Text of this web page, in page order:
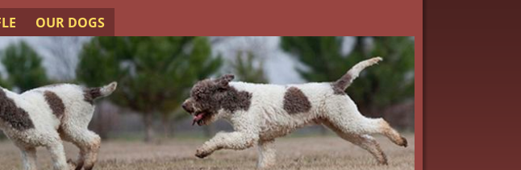
OUR DOGS